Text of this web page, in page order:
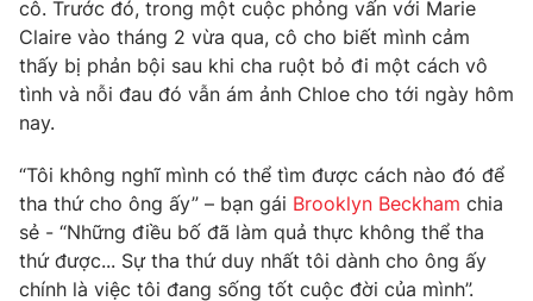
Chất lượng cuộc sống
Học trực tuyến
Hitech Công nghệ tương lai
Sản phẩm
Tư vấn
Giao lưu trực tuyến
Lịch phát sóng
Chuyên mục khác
Emagazine Podcast
cô. Trước đó, trong một cuộc phỏng vấn với Marie
Claire vào tháng 2 vừa qua, cô cho biết mình cảm
thấy bị phản bội sau khi cha ruột bỏ đi một cách vô
tình và nỗi đau đó vẫn ám ảnh Chloe cho tới ngày hôm
nay.
“Tôi không nghĩ mình có thể tìm được cách nào đó để
tha thứ cho ông ấy” – bạn gái Brooklyn Beckham chia
sẻ - “Những điều bố đã làm quả thực không thể tha
thứ được... Sự tha thứ duy nhất tôi dành cho ông ấy
chính là việc tôi đang sống tốt cuộc đời của mình”.